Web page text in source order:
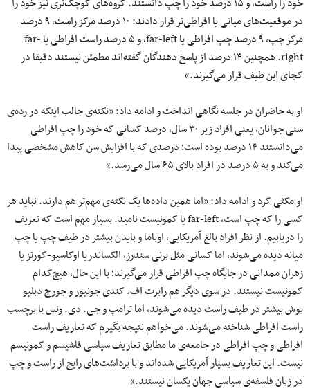
در موقعیت‌های میانی یا افراطی‌تر قرار دادند: ۱۰ درصد مرکز راست، ۹ درصد
مرکز چپ، ۹ درصد چپ افراطی یا far-left، و ۵ درصد راست افراطی یا far-
right. همچنین ۱۴ درصد از پاسخ‌ دهندگان گفته‌اند مطمئن نیستند دقیقا در
کجای این طیف قرار می‌گیرند.»
او به حاضران در جلسه نگاهی انداخت و ادامه داد: «نکته‌ی جالب اینکه در رده‌ی
سنی جوانان، یعنی افراد زیر ۳۰ سال، درصد کسانی که خود را چپ افراطی
می‌دانستند ۱۴ درصد بوده است؛ درصدی که با افزایش سن کاهش مشخصی پیدا
می‌کند و به ۵ درصد در افراد بالای ۶۵ سال می‌رسد.»
او مکثی کرد و ادامه داد: «اما همین داده‌ها یک نکته‌ی مهم‌تر هم دارند. نباید هر
کسی را که چپ است، far-left یا کمونیست نامید. بسیار مهم است که تعریف
را دریابیم. از نظر افراد بالغ آمریکایی، اوباما و بایدن بیشتر در طیف چپ یا چپ
میانه دیده می‌شوند، اما کسانی مثل برنی سندرز، الکساندریا اوکاسیو-کورتز یا
زهران ممدانی در جایگاه چپ افراطی قرار می‌گیرند؛ با این حال، هیچ‌کدام
کمونیست نیستند. در سوی دیگر هم رابرت اف. کندی جونیور و جورج دبلیو
بوش بیشتر در طیف راست دیده می‌شوند، اما ترامپ و جی. دی. ونس با برچسب
راست افراطی شناخته می‌شوند. می‌خواهم نتیجه بگیرم که تعاریف راست
افراطی و چپ افراطی در جامعه‌ی ما مطابق تعاریف سیاسی فاشیسم و کمونیسم
نیست. این تعاریف بسیار آمریکایی شده‌اند و با برداشت‌های رایج از راست و چپ
در زبان فلسفه‌ی سیاسی جهان یکسان نیستند.»